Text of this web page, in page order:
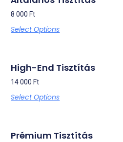
8 000 Ft
Select Options
High-End Tisztítás
14 000 Ft
Select Options
Prémium Tisztítás